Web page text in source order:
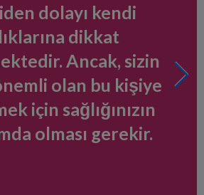
dolayı kendi
dikkat
Ancak, sizin
olan bu kişiye
için sağlığınızın
olması gerekir.